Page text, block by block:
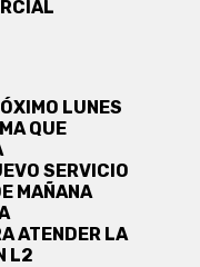
LUNES
QUE
SERVICIO
MAÑANA
ATENDER LA
L2